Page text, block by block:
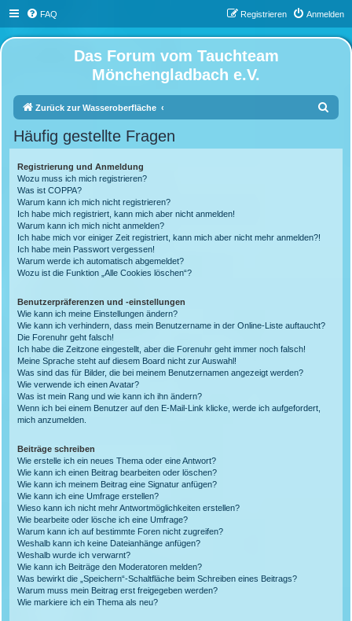
FAQ Anmelden
Registrieren
Das Forum vom Tauchteam
Mönchengladbach e.V.
Zurück zur Wasseroberfläche
Häufig gestellte Fragen
Registrierung und Anmeldung
Wozu muss ich mich registrieren?
Was ist COPPA?
Warum kann ich mich nicht registrieren?
Ich habe mich registriert, kann mich aber nicht anmelden!
Warum kann ich mich nicht anmelden?
Ich habe mich vor einiger Zeit registriert, kann mich aber nicht mehr anmelden?!
Ich habe mein Passwort vergessen!
Warum werde ich automatisch abgemeldet?
Wozu ist die Funktion „Alle Cookies löschen“?
Benutzerpräferenzen und -einstellungen
Wie kann ich meine Einstellungen ändern?
Wie kann ich verhindern, dass mein Benutzername in der Online-Liste auftaucht?
Die Forenuhr geht falsch!
Ich habe die Zeitzone eingestellt, aber die Forenuhr geht immer noch falsch!
Meine Sprache steht auf diesem Board nicht zur Auswahl!
Was sind das für Bilder, die bei meinem Benutzernamen angezeigt werden?
Wie verwende ich einen Avatar?
Was ist mein Rang und wie kann ich ihn ändern?
Wenn ich bei einem Benutzer auf den E-Mail-Link klicke, werde ich aufgefordert,
mich anzumelden.
Beiträge schreiben
Wie erstelle ich ein neues Thema oder eine Antwort?
Wie kann ich einen Beitrag bearbeiten oder löschen?
Wie kann ich meinem Beitrag eine Signatur anfügen?
Wie kann ich eine Umfrage erstellen?
Wieso kann ich nicht mehr Antwortmöglichkeiten erstellen?
Wie bearbeite oder lösche ich eine Umfrage?
Warum kann ich auf bestimmte Foren nicht zugreifen?
Weshalb kann ich keine Dateianhänge anfügen?
Weshalb wurde ich verwarnt?
Wie kann ich Beiträge den Moderatoren melden?
Was bewirkt die „Speichern“-Schaltfläche beim Schreiben eines Beitrags?
Warum muss mein Beitrag erst freigegeben werden?
Wie markiere ich ein Thema als neu?